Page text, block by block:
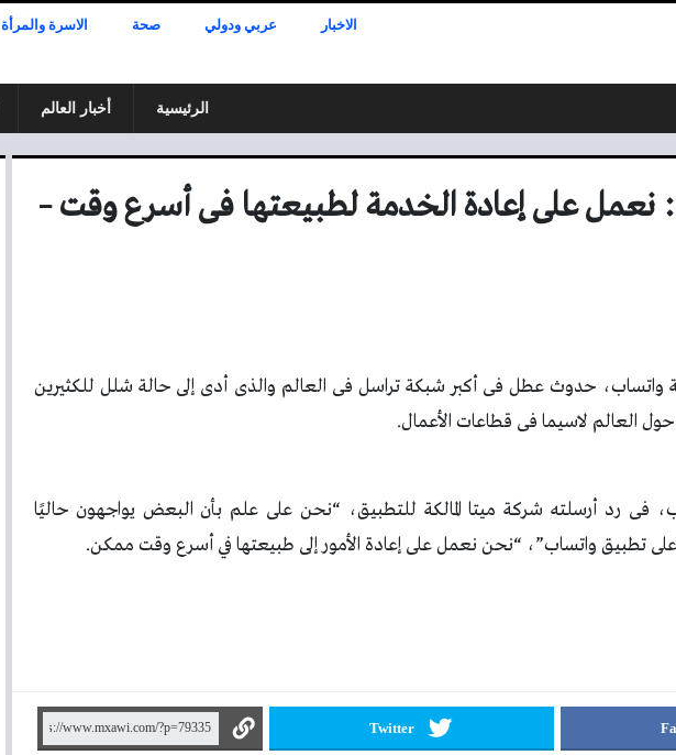
الاخبار عربي ودولي صحة الاسرة والمرأة
الرئيسية أخبار العالم
على إعادة الخدمة لطبيعتها فى أسرع وقت –
واتساب، حدوث عطل فى أكبر شبكة تراسل فى العالم والذى أدى إلى حالة شلل للكثيرين
العالم لاسيما فى قطاعات الأعمال.
فى رد أرسلته شركة ميتا المالكة للتطبيق، “نحن على علم بأن البعض يواجهون حاليًا
تطبيق واتساب”، “نحن نعمل على إعادة الأمور إلى طبيعتها في أسرع وقت ممكن.
Twitter